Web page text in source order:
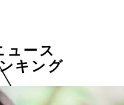
ュース
キング